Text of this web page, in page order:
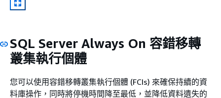
SQL Server Always On 容錯移轉
叢集執行個體
您可以使用容錯移轉叢集執行個體 (FCIs) 來確保持續的資
料庫操作，同時將停機時間降至最低，並降低資料遺失的